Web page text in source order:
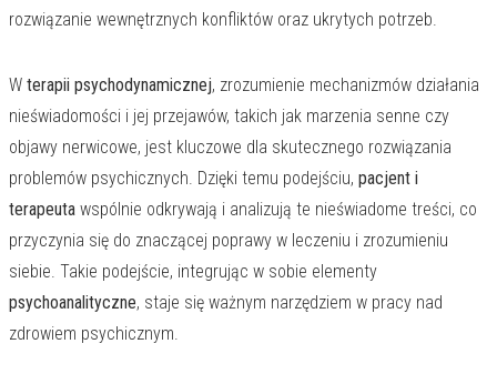
rozwiązanie wewnętrznych konfliktów oraz ukrytych potrzeb.
W terapii psychodynamicznej, zrozumienie mechanizmów działania
nieświadomości i jej przejawów, takich jak marzenia senne czy
objawy nerwicowe, jest kluczowe dla skutecznego rozwiązania
problemów psychicznych. Dzięki temu podejściu, pacjent i
terapeuta wspólnie odkrywają i analizują te nieświadome treści, co
przyczynia się do znaczącej poprawy w leczeniu i zrozumieniu
siebie. Takie podejście, integrując w sobie elementy
psychoanalityczne, staje się ważnym narzędziem w pracy nad
zdrowiem psychicznym.